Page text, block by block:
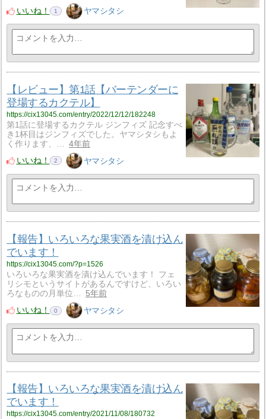
いいね！
1 ヤマシタシ
【レビュー】第1話【バーテンダーに
登場するカクテル】
https://cix13045.com/entry/2022/12/12/182248
第1話に登場するカクテル ジンフィズ 記念すべ
き1杯目はジンフィズでした。ヤマシタシもよ
く作ります、…
4年前
いいね！
2 ヤマシタシ
【報告】いろいろな果実酒を漬け込ん
でいます！
https://cix13045.com/?p=1526
いろいろな果実酒を漬け込んでいます！ フェ
リシモというサイトがあるんですけど、いろい
ろなものの月単位…
5年前
いいね！
0 ヤマシタシ
【報告】いろいろな果実酒を漬け込ん
でいます！
https://cix13045.com/entry/2021/11/08/180732